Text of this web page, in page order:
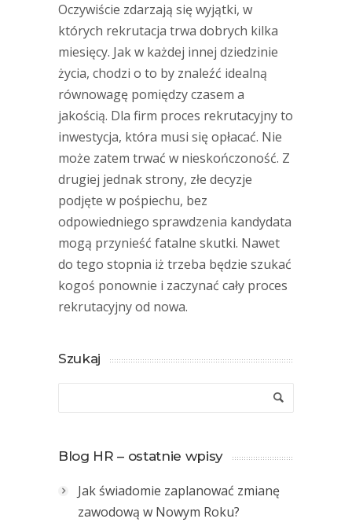
Oczywiście zdarzają się wyjątki, w
których rekrutacja trwa dobrych kilka
miesięcy. Jak w każdej innej dziedzinie
życia, chodzi o to by znaleźć idealną
równowagę pomiędzy czasem a
jakością. Dla firm proces rekrutacyjny to
inwestycja, która musi się opłacać. Nie
może zatem trwać w nieskończoność. Z
drugiej jednak strony, złe decyzje
podjęte w pośpiechu, bez
odpowiedniego sprawdzenia kandydata
mogą przynieść fatalne skutki. Nawet
do tego stopnia iż trzeba będzie szukać
kogoś ponownie i zaczynać cały proces
rekrutacyjny od nowa.
Szukaj
Blog HR – ostatnie wpisy
Jak świadomie zaplanować zmianę
zawodową w Nowym Roku?